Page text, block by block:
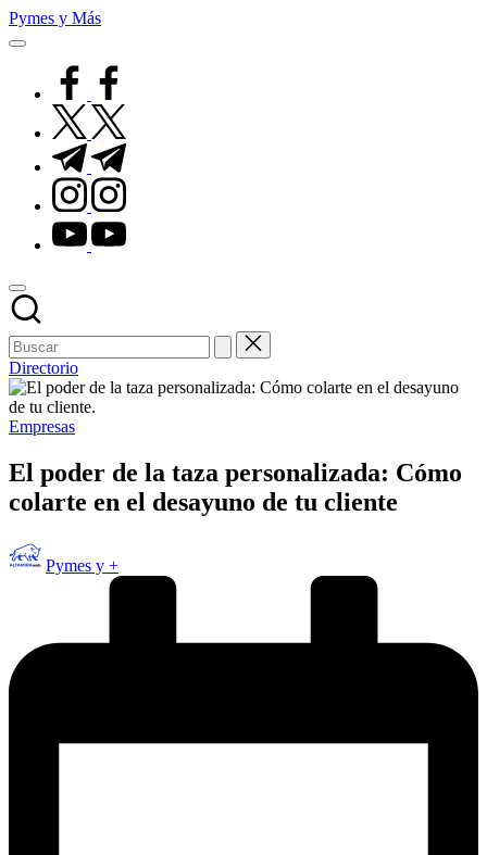
Saltar
al
Pymes y Más
Un
negocios
facebook.com
twitter.com
t.me
instagram.com
youtube.com
Directorio
Publicado
Empresas
El poder de la taza personalizada: Cómo
colarte en el desayuno de tu cliente
Publicado
por
Pymes y +